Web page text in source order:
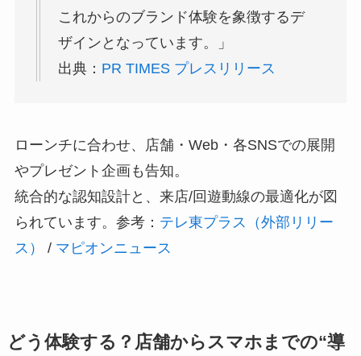
これからのブランド体験を象徴するデ
ザインとなっています。」
出典： PR TIMES プレスリリース
ローンチに合わせ、店舗・Web・各SNSでの展開
やプレゼント企画も告知。
統合的な認知設計と、来店/回遊動線の最適化が図
られています。参考： テレ東プラス（外部リリー
ス）
/ マピオンニュース
どう体験する？店舗からスマホまでの“導